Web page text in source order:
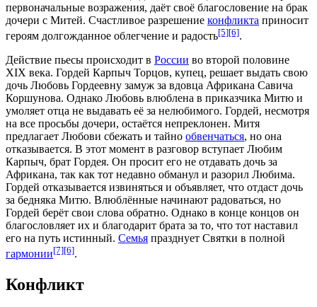
первоначальные возражения, даёт своё благословение на брак
дочери с Митей. Счастливое разрешение конфликта приносит
героям долгожданное облегчение и радость[5][6].
Действие пьесы происходит в России во второй половине
XIX века. Гордей Карпыч Торцов, купец, решает выдать свою
дочь Любовь Гордеевну замуж за вдовца Африкана Савича
Коршунова. Однако Любовь влюблена в приказчика Митю и
умоляет отца не выдавать её за нелюбимого. Гордей, несмотря
на все просьбы дочери, остаётся непреклонен. Митя
предлагает Любови сбежать и тайно обвенчаться, но она
отказывается. В этот момент в разговор вступает Любим
Карпыч, брат Гордея. Он просит его не отдавать дочь за
Африкана, так как тот недавно обманул и разорил Любима.
Гордей отказывается извиняться и объявляет, что отдаст дочь
за бедняка Митю. Влюблённые начинают радоваться, но
Гордей берёт свои слова обратно. Однако в конце концов он
благословляет их и благодарит брата за то, что тот наставил
его на путь истинный. Семья празднует Святки в полной
гармонии[7][6].
Конфликт